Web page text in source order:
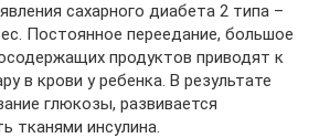
сахарного диабета 2 типа –
Постоянное переедание, большое
продуктов приводят к
в крови у ребенка. В результате
глюкозы, развивается
тканями инсулина.